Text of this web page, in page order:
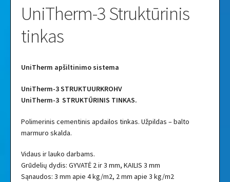
UniTherm-3 Struktūrinis
tinkas
UniTherm apšiltinimo sistema
UniTherm-3 STRUKTUURKROHV
UniTherm-3 STRUKTŪRINIS TINKAS.
Polimerinis cementinis apdailos tinkas. Užpildas – balto
marmuro skalda.
Vidaus ir lauko darbams.
Grūdelių dydis: GYVATĖ 2 ir 3 mm, KAILIS 3 mm
Sąnaudos: 3 mm apie 4 kg/m2, 2 mm apie 3 kg/m2